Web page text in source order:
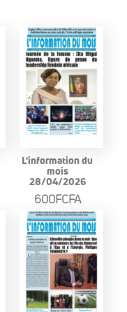
L'information du
mois
28/04/2026
600FCFA